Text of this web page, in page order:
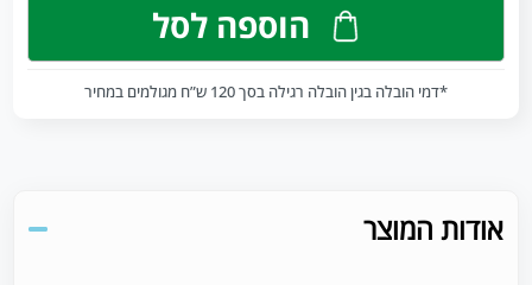
הוספה לסל
*דמי הובלה בגין הובלה רגילה בסך 120 ש”ח מגולמים במחיר
אודות המוצר